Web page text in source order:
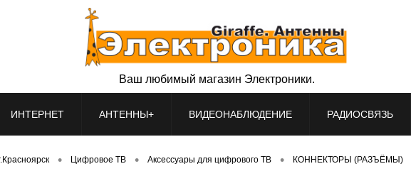
Ваш любимый магазин Электроники.
ИНТЕРНЕТ АНТЕННЫ+ ВИДЕОНАБЛЮДЕНИЕ РАДИОСВЯЗЬ
• Цифровое ТВ • Аксессуары для цифрового ТВ • КОННЕКТОРЫ (РАЗЪЁМЫ)